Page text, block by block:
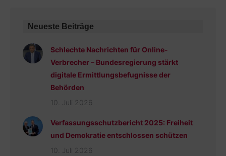
Neueste Beiträge
Schlechte Nachrichten für Online-
Verbrecher – Bundesregierung stärkt
digitale Ermittlungsbefugnisse der
Behörden
10. Juli 2026
Verfassungsschutzbericht 2025: Freiheit
und Demokratie entschlossen schützen
10. Juli 2026